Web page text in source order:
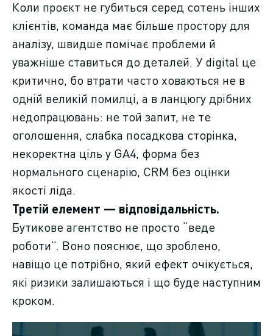
Коли проєкт не губиться серед сотень інших
клієнтів, команда має більше простору для
аналізу, швидше помічає проблеми й
уважніше ставиться до деталей. У digital це
критично, бо втрати часто ховаються не в
одній великій помилці, а в ланцюгу дрібних
недопрацювань: не той запит, не те
оголошення, слабка посадкова сторінка,
некоректна ціль у GA4, форма без
нормального сценарію, CRM без оцінки
якості ліда.
Третій елемент — відповідальність.
Бутикове агентство не просто “веде
роботи”. Воно пояснює, що зроблено,
навіщо це потрібно, який ефект очікується,
які ризики залишаються і що буде наступним
кроком.